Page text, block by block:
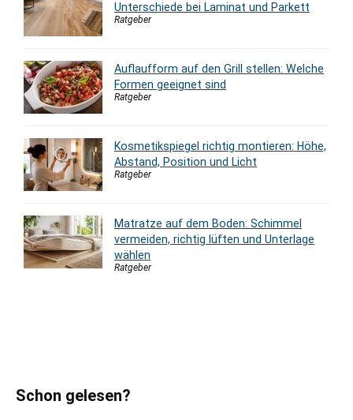
Unterschiede bei Laminat und Parkett
Ratgeber
Auflaufform auf den Grill stellen: Welche
Formen geeignet sind
Ratgeber
Kosmetikspiegel richtig montieren: Höhe,
Abstand, Position und Licht
Ratgeber
Matratze auf dem Boden: Schimmel
vermeiden, richtig lüften und Unterlage
wählen
Ratgeber
Schon gelesen?